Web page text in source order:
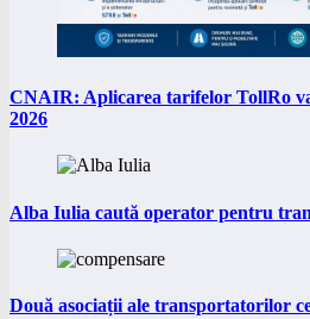
CNAIR: Aplicarea tarifelor TollRo
2026
Alba Iulia caută operator pentru
Două asociații ale transportatorilor